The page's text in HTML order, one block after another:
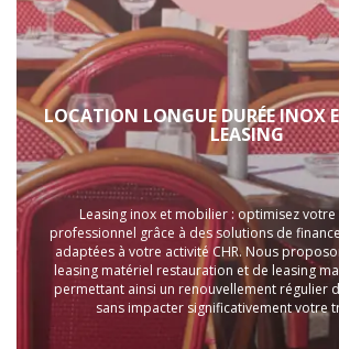
LOCATION LONGUE DURÉE INOX
LEASING
Leasing inox et mobilier : optimisez
professionnel grâce à des solutions de
adaptées à votre activité CHR. Nous
leasing matériel restauration et de leasing
permettant ainsi un renouvellement régulier
sans impacter significativement votre